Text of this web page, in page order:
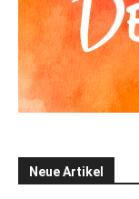
Neue Artikel